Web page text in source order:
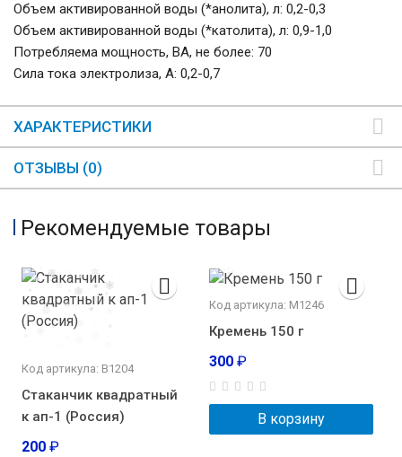
Объем активированной воды (*анолита), л: 0,2-0,3
Объем активированной воды (*католита), л: 0,9-1,0
Потребляема мощность, ВА, не более: 70
Сила тока электролиза, А: 0,2-0,7
ХАРАКТЕРИСТИКИ
ОТЗЫВЫ (0)
Рекомендуемые товары
Код артикула: В1204
Стаканчик квадратный
к ап-1 (Россия)
200 ₽
Код артикула: М1246
Кремень 150 г
300 ₽
В корзину